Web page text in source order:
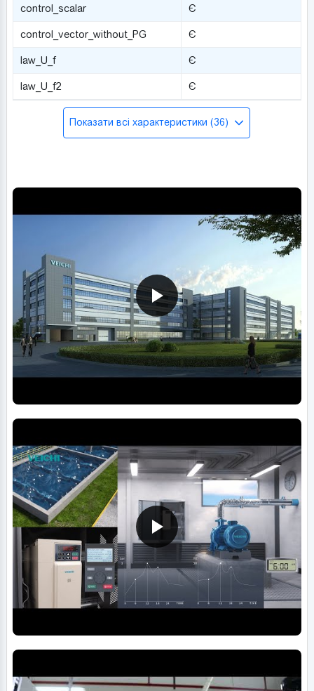
control_scalar Є
control_vector_without_PG Є
law_U_f Є
law_U_f2 Є
Показати всі характеристики (36)